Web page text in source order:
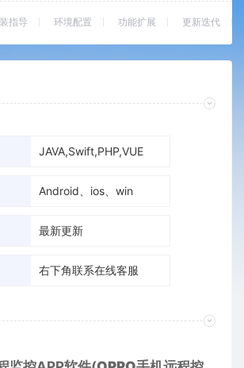
指导 环境配置 功能扩展 更新迭代
JAVA,Swift,PHP,VUE
Android、ios、win
最新更新
右下角联系在线客服